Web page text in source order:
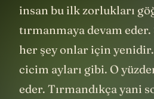
insan bu ilk zorlukları
tırmanmaya devam
her şey onlar için
cicim ayları gibi. O
eder. Tırmandıkça yani